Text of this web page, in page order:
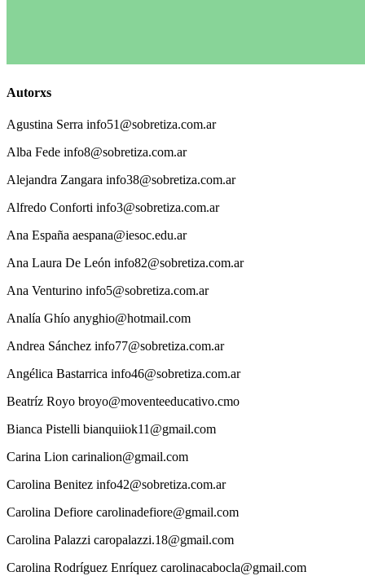
Autorxs
Agustina Serra info51@sobretiza.com.ar
Alba Fede info8@sobretiza.com.ar
Alejandra Zangara info38@sobretiza.com.ar
Alfredo Conforti info3@sobretiza.com.ar
Ana España aespana@iesoc.edu.ar
Ana Laura De León info82@sobretiza.com.ar
Ana Venturino info5@sobretiza.com.ar
Analía Ghío anyghio@hotmail.com
Andrea Sánchez info77@sobretiza.com.ar
Angélica Bastarrica info46@sobretiza.com.ar
Beatríz Royo broyo@moventeeducativo.cmo
Bianca Pistelli bianquiiok11@gmail.com
Carina Lion carinalion@gmail.com
Carolina Benitez info42@sobretiza.com.ar
Carolina Defiore carolinadefiore@gmail.com
Carolina Palazzi caropalazzi.18@gmail.com
Carolina Rodríguez Enríquez carolinacabocla@gmail.com